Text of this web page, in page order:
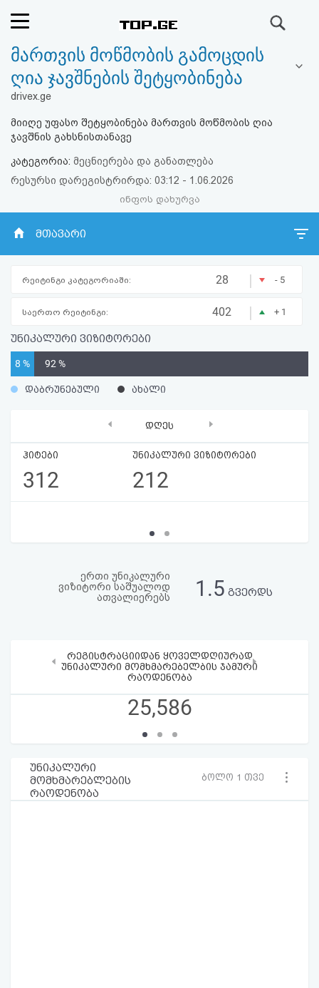
რეიტინგი
(მთავარი)
ფოსტა
კითხვა-
პასუხი
ავტორიზაცია
HTML
კოდი
შეთანხმება
და
მართვის მოწმობის გამოცდის
ღია ჯავშნების შეტყობინება
drivex.ge
მიიღე უფასო შეტყობინება მართვის მოწმობის ღია
ჯავშნის გახსნისთანავე
კატეგორია: მეცნიერება და განათლება
რესურსი დარეგისტრირდა: 03:12 - 1.06.2026
ინფოს დახურვა
მთავარი
რეიტინგი კატეგორიაში: 28 | - 5
საერთო რეიტინგი: 402 | + 1
უნიკალური ვიზიტორები
8 % 92 %
დაბრუნებული ახალი
დღეს
ჰიტები
312
უნიკალური ვიზიტორები
212
‹ ›
ერთი უნიკალური
ვიზიტორი საშუალოდ
ათვალიერებს
1.5 გვერდს
რეგისტრაციიდან ყოველდღიურად
უნიკალური მომხმარებელბის ჯამური
რაოდენობა
25,586
‹ ›
უნიკალური
მომხმარებლების
რაოდენობა
ბოლო 1 თვე